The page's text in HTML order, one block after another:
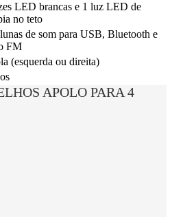
LED brancas e 1 luz LED de
no teto
de som para USB, Bluetooth e
FM
(esquerda ou direita)
APOLO PARA 4